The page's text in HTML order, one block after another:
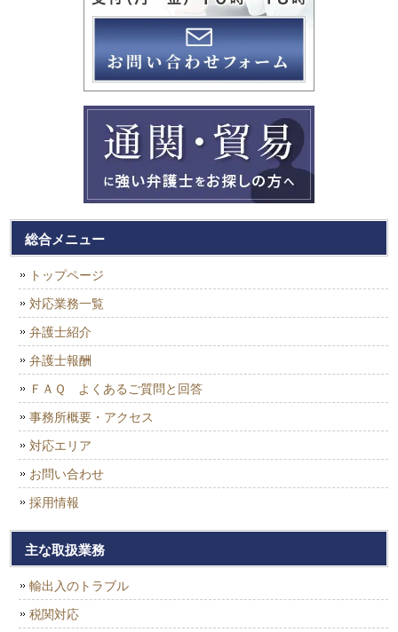
総合メニュー
トップページ
対応業務一覧
弁護士紹介
弁護士報酬
ＦＡＱ よくあるご質問と回答
事務所概要・アクセス
対応エリア
お問い合わせ
採用情報
主な取扱業務
輸出入のトラブル
税関対応